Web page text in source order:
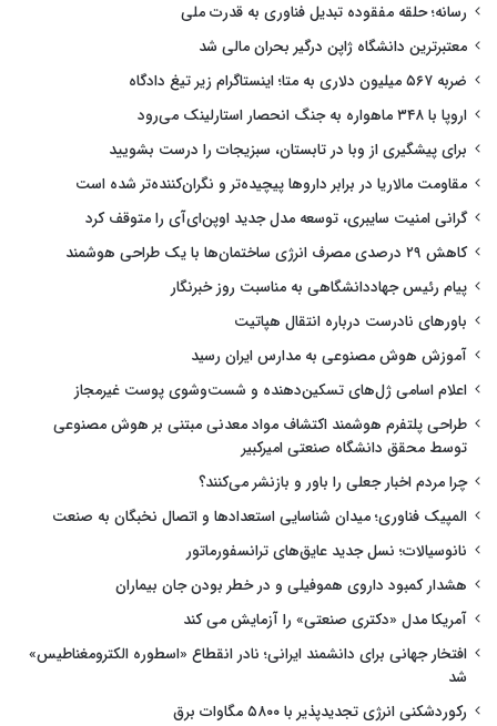
رسانه؛ حلقه مفقوده تبدیل فناوری به قدرت ملی
معتبرترین دانشگاه ژاپن درگیر بحران مالی شد
ضربه ۵۶۷ میلیون دلاری به متا؛ اینستاگرام زیر تیغ دادگاه
اروپا با ۳۴۸ ماهواره به جنگ انحصار استارلینک می‌رود
برای پیشگیری از وبا در تابستان، سبزیجات را درست بشویید
مقاومت مالاریا در برابر داروها پیچیده‌تر و نگران‌کننده‌تر شده است
گرانی امنیت سایبری، توسعه مدل جدید اوپن‌ای‌آی را متوقف کرد
کاهش ۲۹ درصدی مصرف انرژی ساختمان‌ها با یک طراحی هوشمند
پیام رئیس جهاددانشگاهی به مناسبت روز خبرنگار
باورهای نادرست درباره انتقال هپاتیت
آموزش هوش مصنوعی به مدارس ایران رسید
اعلام اسامی ژل‌های تسکین‌دهنده و شست‌وشوی پوست غیرمجاز
طراحی پلتفرم هوشمند اکتشاف مواد معدنی مبتنی بر هوش مصنوعی
توسط محقق دانشگاه صنعتی امیرکبیر
چرا مردم اخبار جعلی را باور و بازنشر می‌کنند؟
المپیک فناوری؛ میدان شناسایی استعدادها و اتصال نخبگان به صنعت
نانوسیالات؛ نسل جدید عایق‌های ترانسفورماتور
هشدار کمبود داروی هموفیلی و در خطر بودن جان بیماران
آمریکا مدل «دکتری صنعتی» را آزمایش می کند
افتخار جهانی برای دانشمند ایرانی؛ نادر انقطاع «اسطوره الکترومغناطیس»
شد
رکوردشکنی انرژی تجدیدپذیر با ۵۸۰۰ مگاوات برق